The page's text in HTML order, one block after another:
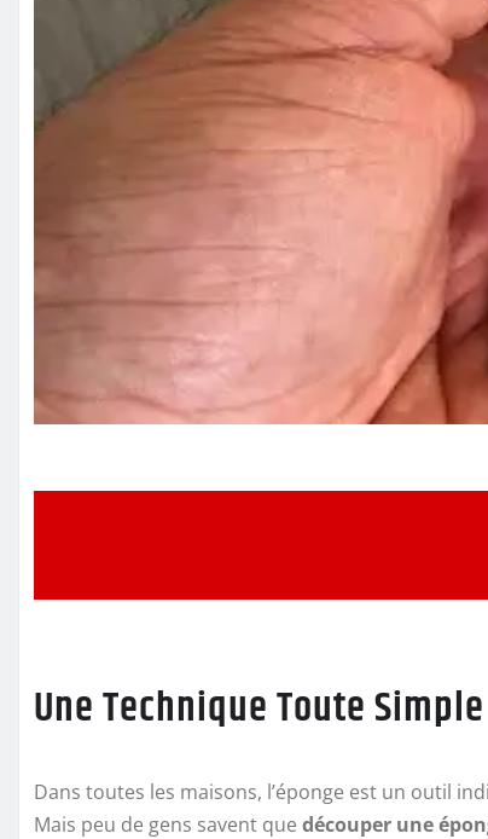
Une Technique Toute
Dans toutes les maisons, l’éponge est un outil
Mais peu de gens savent que découper une